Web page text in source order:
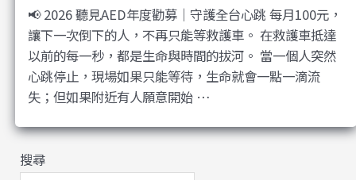
📢 2026 聽見AED年度勸募｜守護全台心跳 每月100元，
讓下一次倒下的人，不再只能等救護車。 在救護車抵達
以前的每一秒，都是生命與時間的拔河。 當一個人突然
心跳停止，現場如果只能等待，生命就會一點一滴流
失；但如果附近有人願意開始 …
搜尋